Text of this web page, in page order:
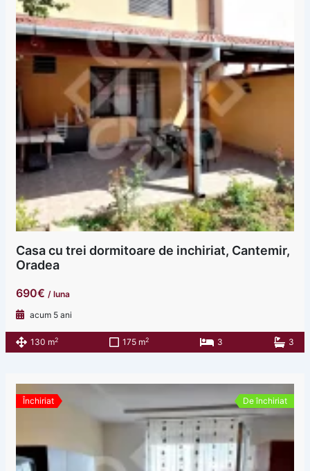
Casa cu trei dormitoare de inchiriat, Cantemir,
Oradea
690€ / luna
acum 5 ani
130 m2 175 m2 3 3
Închiriat De închiriat